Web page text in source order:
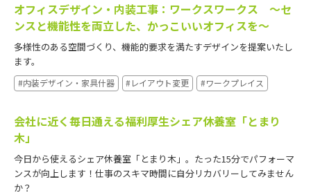
オフィスデザイン・内装工事：ワークスワークス 〜セ
ンスと機能性を両立した、かっこいいオフィスを〜
多様性のある空間づくり、機能的要求を満たすデザインを提案いたし
ます。
#内装デザイン・家具什器 #レイアウト変更 #ワークプレイス
会社に近く毎日通える福利厚生シェア休養室「とまり
木」
今日から使えるシェア休養室「とまり木」。たった15分でパフォーマ
ンスが向上します！仕事のスキマ時間に自分リカバリーしてみません
か？